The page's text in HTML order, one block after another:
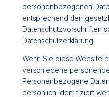
personenbezogenen
entsprechend den
Datenschutzvorschriften
Datenschutzerklärung.
Wenn Sie diese Website
verschiedene
Personenbezogene
persönlich identifiziert